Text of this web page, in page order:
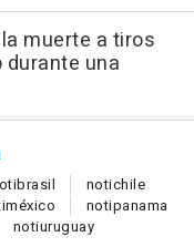
muerte a tiros
una
brasil notichile
méxico notipanama
notiuruguay